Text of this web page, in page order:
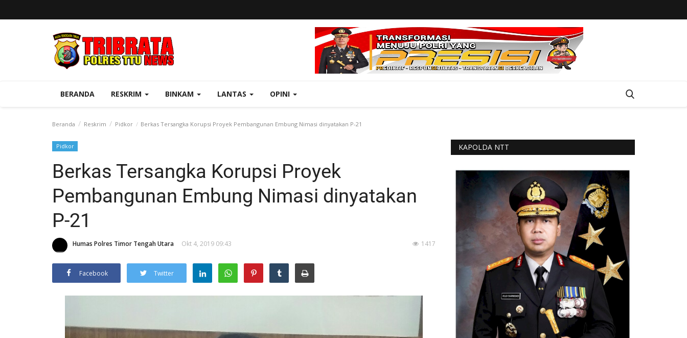
BERANDA RESKRIM BINKAM LANTAS OPINI
Beranda Reskrim Pidkor Berkas Tersangka Korupsi Proyek Pembangunan Embung Nimasi dinyatakan P-21
Pidkor
Berkas Tersangka Korupsi Proyek
Pembangunan Embung Nimasi dinyatakan
P-21
Humas Polres Timor Tengah Utara Okt 4, 2019 09:43 1417
Facebook Twitter
KAPOLDA NTT